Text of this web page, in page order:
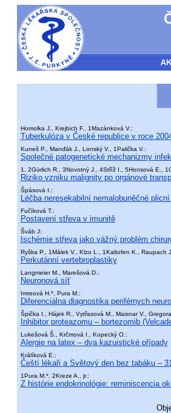
Homolka J., Krejbich F., 1Mazánková V.:
Tuberkulóza v České republice v roce
Kuneš P., Manďák J., Lonský V., 1Palička V.:
Společné patogenetické mechanizmy
1, 2Gürlich R., 3Novotný J., 4Stříž I., 5Honsová E.,
Riziko vzniku malignity po orgánové
Špásová I.:
Léčba neresekabilní nemalobuněčné
Fučíková T.:
Postavení střeva v imunitě
Šváb J:
Ischémie střeva jako vážný problém
Ryška P., 1Málek V., Klzo L., 1Kaltofen K., Raupach
Perkutánní vertebroplastiky
Langmeier M., Marešová D.:
Neuronová síť
Imreová H.*, Pura M.:
Diferenciálna diagnostika periférnych
Špička I., Hájek R., Vytřasová M., Maisnar V.,
Inhibitor proteazomu – bortezomib
Lukešová Š., Krčmová I., Kopecký O.:
Alergie na latex – dva kazuistické případy
Králíková E.:
Čeští lékaři a Světový den bez tabáku –
1Pura M.*, 2Kreze A., jr.:
Z histórie endokrinológie: reminiscencia